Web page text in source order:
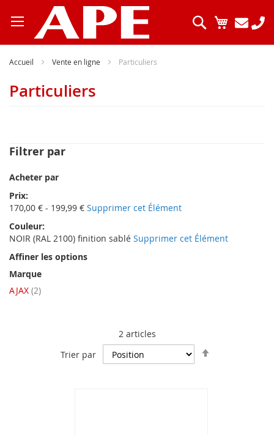
au
contenu
Mon
Chercher
Accueil Vente en ligne Particuliers
Particuliers
2articles
Trier par
Filtrer par
Acheter par
Prix
170,00 € - 199,99 € Supprimer cet Élément
Couleur
NOIR (RAL 2100) finition sablé Supprimer cet Élément
Affiner les options
Marque
AJAX 2articles